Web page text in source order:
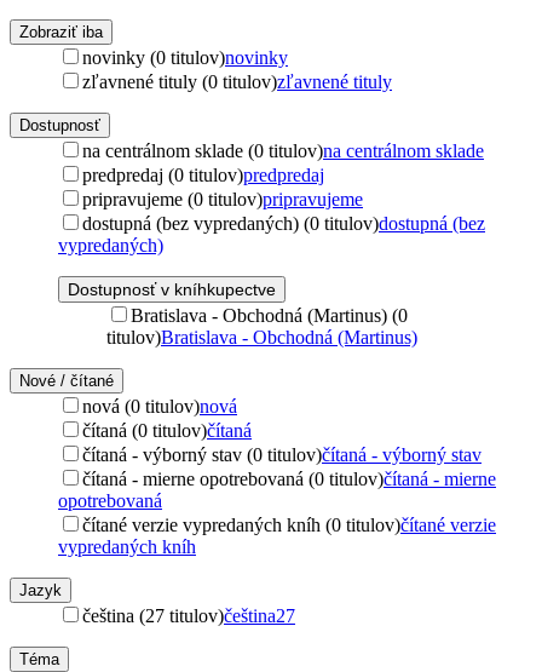
Zobraziť iba
novinky (0 titulov)novinky
zľavnené tituly (0 titulov)zľavnené tituly
Dostupnosť
na centrálnom sklade (0 titulov)na centrálnom sklade
predpredaj (0 titulov)predpredaj
pripravujeme (0 titulov)pripravujeme
dostupná (bez vypredaných) (0 titulov)dostupná (bez
vypredaných)
Dostupnosť v kníhkupectve
Bratislava - Obchodná (Martinus) (0
titulov)Bratislava - Obchodná (Martinus)
Nové / čítané
nová (0 titulov)nová
čítaná (0 titulov)čítaná
čítaná - výborný stav (0 titulov)čítaná - výborný stav
čítaná - mierne opotrebovaná (0 titulov)čítaná - mierne
opotrebovaná
čítané verzie vypredaných kníh (0 titulov)čítané verzie
vypredaných kníh
Jazyk
čeština (27 titulov)čeština27
Téma